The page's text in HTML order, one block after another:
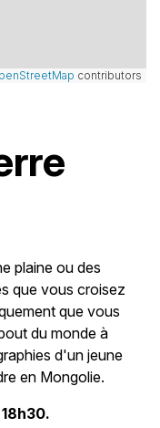
plaine ou des
que vous croisez
que vous
du monde à
d'un jeune
en Mongolie.
contributors